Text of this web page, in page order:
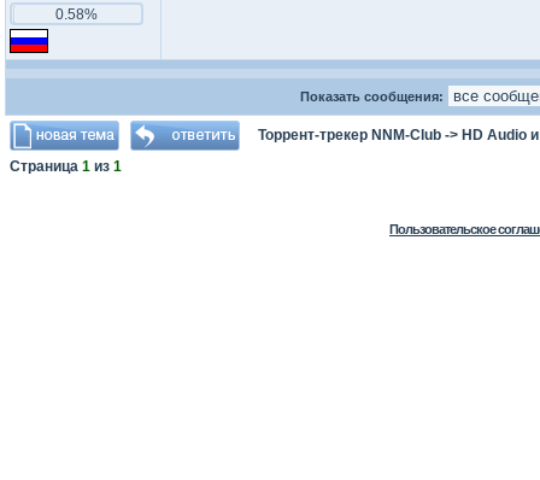
0.58%
Показать сообщения:
Торрент-трекер NNM-Club -> HD Audio
Страница 1 из 1
Пользовательское